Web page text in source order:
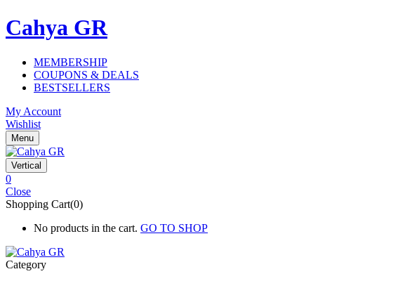
Cahya GR
MEMBERSHIP
COUPONS & DEALS
BESTSELLERS
My Account
Wishlist
Menu
Vertical
0
Close
Shopping Cart(0)
No products in the cart. GO TO SHOP
Category